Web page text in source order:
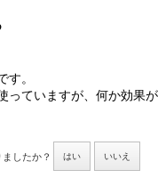
す。
っていますが、何か効果
したか？ はい いいえ